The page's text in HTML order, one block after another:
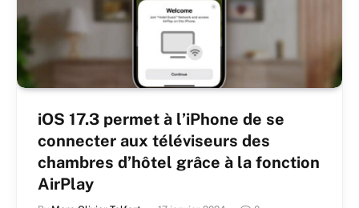
iOS 17.3 permet à l’iPhone de se
connecter aux téléviseurs des
chambres d’hôtel grâce à la fonction
AirPlay